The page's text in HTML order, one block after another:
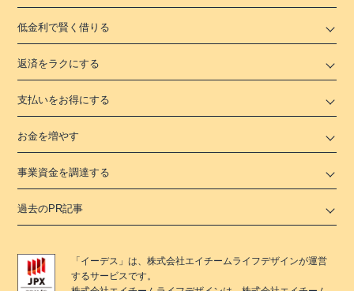
低金利で賢く借りる
返済をラクにする
支払いをお得にする
お金を増やす
事業資金を調達する
過去のPR記事
「 イーデス 」は、株式会社エイチームライフデザインが運営
するサービスです。